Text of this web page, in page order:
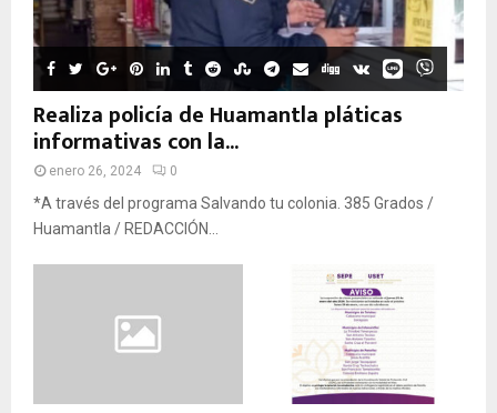
Realiza policía de Huamantla pláticas
informativas con la...
enero 26, 2024 0
*A través del programa Salvando tu colonia. 385 Grados /
Huamantla / REDACCIÓN...